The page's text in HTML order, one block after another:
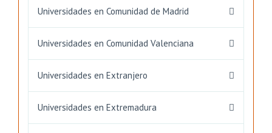
Universidades en Comunidad de Madrid
Universidades en Comunidad Valenciana
Universidades en Extranjero
Universidades en Extremadura